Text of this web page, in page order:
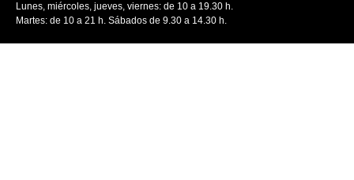
Lunes, miércoles, jueves, viernes: de 10 a 19.30 h.
Martes: de 10 a 21 h. Sábados de 9.30 a 14.30 h.